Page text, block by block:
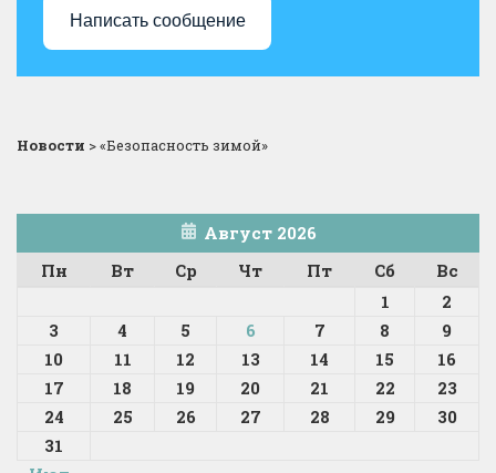
Написать сообщение
Новости >«Безопасность зимой»
Август 2026
Пн
Вт Ср Чт Пт Сб
Вс
1
2
3
4 5 6 7 8
9
10
11 12 13 14 15
16
17
18 19 20 21 22
23
24
25 26 27 28 29
30
31